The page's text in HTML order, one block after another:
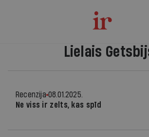
Lielais
Recenzija 08.01.2025.
Ne viss ir zelts, kas spīd